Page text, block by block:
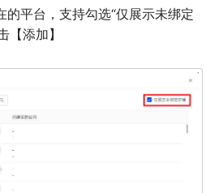
的平台，支持勾选“仅展示未绑定
【添加】